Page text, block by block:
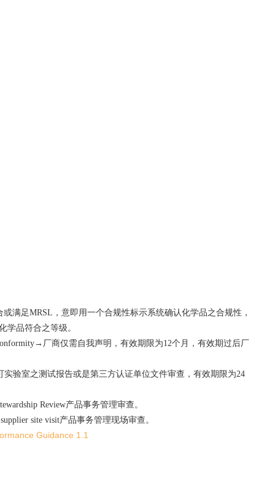
满足MRSL，意即用一个合规性标示系统确认化学品之合规性，
学品符合之等级。
厂商仅需自我声明，有效期限为12个月，有效期过后厂
实验室之测试报告或是第三方认证单位文件审查，有效期限为24
Review产品事务管理审查。
site visit产品事务管理现场审查。
Guidance 1.1